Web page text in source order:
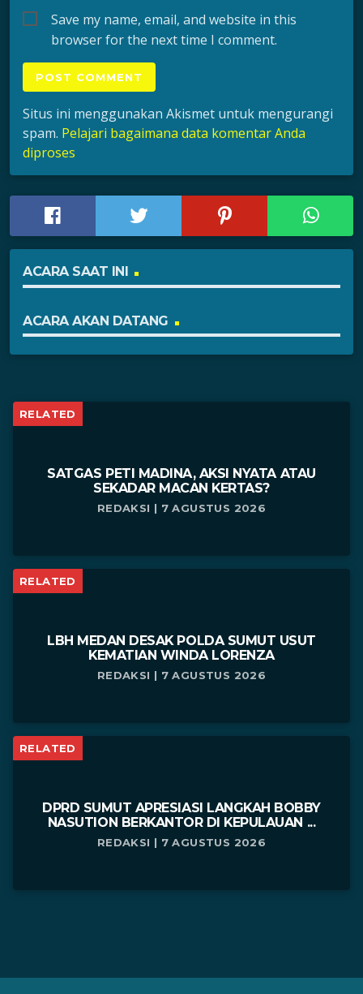
Save my name, email, and website in this
browser for the next time I comment.
Situs ini menggunakan Akismet untuk mengurangi
spam. Pelajari bagaimana data komentar Anda
diproses
ACARA SAAT INI
ACARA AKAN DATANG
RELATED
SATGAS PETI MADINA, AKSI NYATA ATAU
SEKADAR MACAN KERTAS?
REDAKSI | 7 AGUSTUS 2026
RELATED
LBH MEDAN DESAK POLDA SUMUT USUT
KEMATIAN WINDA LORENZA
REDAKSI | 7 AGUSTUS 2026
RELATED
DPRD SUMUT APRESIASI LANGKAH BOBBY
NASUTION BERKANTOR DI KEPULAUAN ...
REDAKSI | 7 AGUSTUS 2026